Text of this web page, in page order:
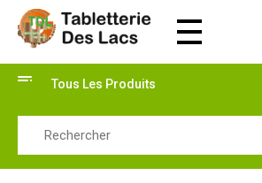
Tabletterie des Lacs
Tous Les Produits